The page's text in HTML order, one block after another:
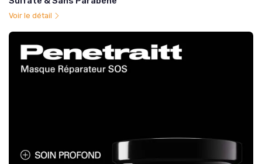
Voir le détail